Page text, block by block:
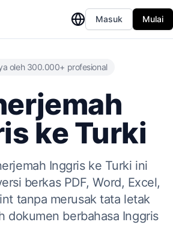
Masuk Mulai
oleh 300.000+ profesional
ke Turki
Inggris ke Turki ini
berkas PDF, Word, Excel,
tanpa merusak tata letak
dokumen berbahasa Inggris